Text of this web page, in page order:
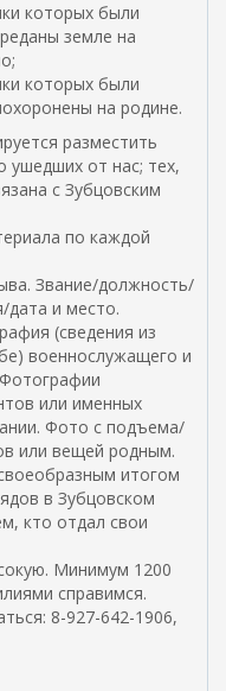
которых были
земле на
которых были
на родине.
разместить
ушедших от нас; тех,
с Зубцовским
по каждой
Звание/должность/
дата и место.
(сведения из
военнослужащего и
или именных
Фото с подъема/
или вещей родным.
итогом
в Зубцовском
кто отдал свои
Минимум 1200
справимся.
8-927-642-1906,